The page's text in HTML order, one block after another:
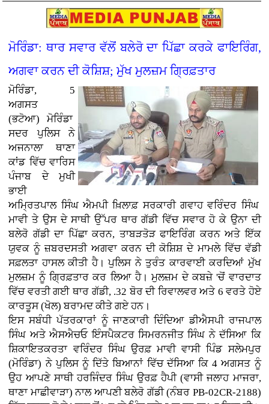
ਮੋਰਿੰਡਾ: ਥਾਰ ਸਵਾਰ ਵੱਲੋਂ ਬਲੇਰੋ ਦਾ ਪਿੱਛਾ ਕਰਕੇ ਫਾਇਰਿੰਗ,
ਅਗਵਾ ਕਰਨ ਦੀ ਕੋਸ਼ਿਸ਼; ਮੁੱਖ ਮੁਲਜ਼ਮ ਗ੍ਰਿਫ਼ਤਾਰ
ਮੋਰਿੰਡਾ, 5
ਅਗਸਤ
(ਭਟੋਆ)ਮੋਰਿੰਡਾ
ਸਦਰ ਪੁਲਿਸ ਨੇ
ਅਜਨਾਲਾ ਥਾਣਾ
ਕਾਂਡ ਵਿੱਚ ਵਾਰਿਸ
ਪੰਜਾਬ ਦੇ ਮੁਖੀ
ਭਾਈ
ਅਮ੍ਰਿਤਪਾਲ ਸਿੰਘ ਐਮਪੀ ਖ਼ਿਲਾਫ਼ ਸਰਕਾਰੀ ਗਵਾਹ ਵਰਿੰਦਰ ਸਿੰਘ
ਮਾਵੀ ਤੇ ਉਸ ਦੇ ਸਾਥੀ ਉੱਪਰ ਥਾਰ ਗੱਡੀ ਵਿੱਚ ਸਵਾਰ ਹੋ ਕੇ ਉਨਾ ਦੀ
ਬਲੇਰੋ ਗੱਡੀ ਦਾ ਪਿੱਛਾ ਕਰਨ, ਤਾਬੜਤੋੜ ਫਾਇਰਿੰਗ ਕਰਨ ਅਤੇ ਇੱਕ
ਯੁਵਕ ਨੂੰ ਜ਼ਬਰਦਸਤੀ ਅਗਵਾ ਕਰਨ ਦੀ ਕੋਸ਼ਿਸ਼ ਦੇ ਮਾਮਲੇ ਵਿੱਚ ਵੱਡੀ
ਸਫ਼ਲਤਾ ਹਾਸਲ ਕੀਤੀ ਹੈ। ਪੁਲਿਸ ਨੇ ਤੁਰੰਤ ਕਾਰਵਾਈ ਕਰਦਿਆਂ ਮੁੱਖ
ਮੁਲਜ਼ਮ ਨੂੰ ਗ੍ਰਿਫ਼ਤਾਰ ਕਰ ਲਿਆ ਹੈ। ਮੁਲਜ਼ਮ ਦੇ ਕਬਜ਼ੇ 'ਚੋਂ ਵਾਰਦਾਤ
ਵਿੱਚ ਵਰਤੀ ਗਈ ਥਾਰ ਗੱਡੀ, .32 ਬੋਰ ਦੀ ਰਿਵਾਲਵਰ ਅਤੇ 6 ਵਰਤੇ ਹੋਏ
ਕਾਰਤੂਸ (ਖੋਲ) ਬਰਾਮਦ ਕੀਤੇ ਗਏ ਹਨ।
ਇਸ ਸਬੰਧੀ ਪੱਤਰਕਾਰਾਂ ਨੂੰ ਜਾਣਕਾਰੀ ਦਿੰਦਿਆ ਡੀਐਸਪੀ ਰਾਜਪਾਲ
ਸਿੰਘ ਅਤੇ ਐਸਐਚਓ ਇੰਸਪੈਕਟਰ ਸਿਮਰਨਜੀਤ ਸਿੰਘ ਨੇ ਦੱਸਿਆ ਕਿ
ਸ਼ਿਕਾਇਤਕਰਤਾ ਵਰਿੰਦਰ ਸਿੰਘ ਉਰਫ਼ ਮਾਵੀ ਵਾਸੀ ਪਿੰਡ ਸਲੇਮਪੁਰ
(ਮੋਰਿੰਡਾ) ਨੇ ਪੁਲਿਸ ਨੂੰ ਦਿੱਤੇ ਬਿਆਨਾਂ ਵਿੱਚ ਦੱਸਿਆ ਕਿ 4 ਅਗਸਤ ਨੂੰ
ਉਹ ਆਪਣੇ ਸਾਥੀ ਹਰਜਿੰਦਰ ਸਿੰਘ ਉਰਫ਼ ਹੈਪੀ (ਵਾਸੀ ਜਲਾਹ ਮਾਜਰਾ,
ਥਾਣਾ ਮਾਛੀਵਾੜਾ) ਨਾਲ ਆਪਣੀ ਬਲੇਰੋ ਗੱਡੀ (ਨੰਬਰ PB-02CR-2188)